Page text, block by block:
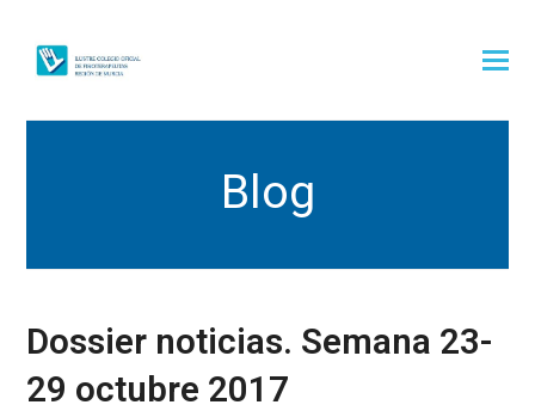
Blog
Dossier noticias. Semana 23-
29 octubre 2017